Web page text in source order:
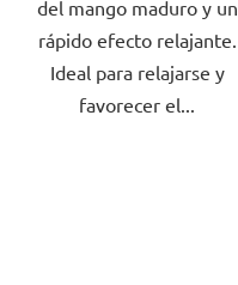
del mango maduro y un
rápido efecto relajante.
Ideal para relajarse y
favorecer el...